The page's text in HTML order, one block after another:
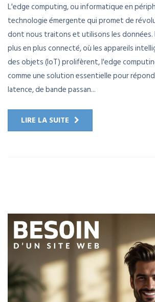
L'edge computing, ou informatique en
technologie émergente qui promet de
dont nous traitons et utilisons les données.
plus en plus connecté, où les appareils
des objets (IoT) prolifèrent, l'edge
comme une solution essentielle pour
latence, de bande passan...
LIRE LA SUITE